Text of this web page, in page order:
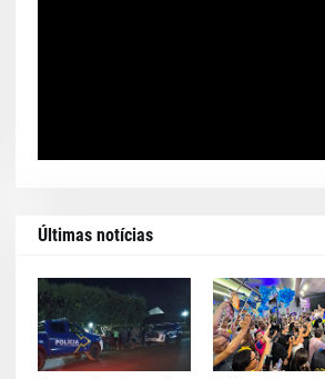
Últimas notícias